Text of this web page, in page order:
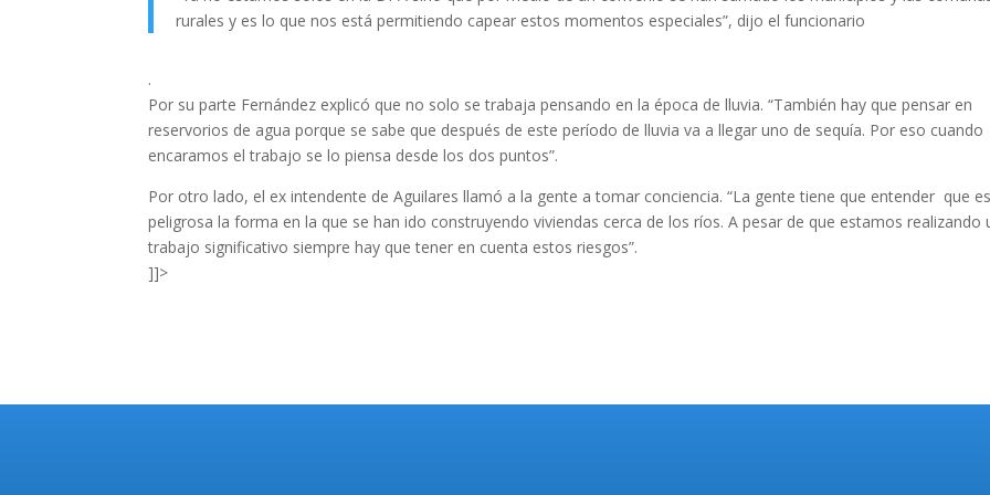
rurales y es lo que nos está permitiendo capear estos momentos especiales”, dijo el funcionario
.
Por su parte Fernández explicó que no solo se trabaja pensando en la época de lluvia. “También hay que pensar en
reservorios de agua porque se sabe que después de este período de lluvia va a llegar uno de sequía. Por eso cuando
encaramos el trabajo se lo piensa desde los dos puntos”.
Por otro lado, el ex intendente de Aguilares llamó a la gente a tomar conciencia. “La gente tiene que entender que
peligrosa la forma en la que se han ido construyendo viviendas cerca de los ríos. A pesar de que estamos realizando
trabajo significativo siempre hay que tener en cuenta estos riesgos”.
]]>